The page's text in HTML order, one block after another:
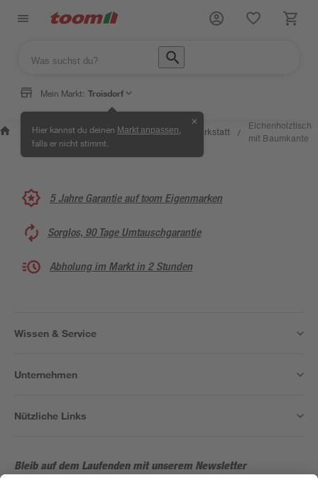
Mein Markt: Troisdorf
Hier kannst du deinen Markt anpassen
falls er nicht stimmt.
✕
Wissen &
Service
/
Selbermachen
& Ratgeber
/ Kreativwerkstatt /
Eichenholztisch
mit Baumkante
5 Jahre Garantie auf toom Eigenmarken
Sorglos, 90 Tage Umtauschgarantie
Abholung im Markt in 2 Stunden
Wissen & Service
Unternehmen
Nützliche Links
Bleib auf dem Laufenden mit unserem Newsletter